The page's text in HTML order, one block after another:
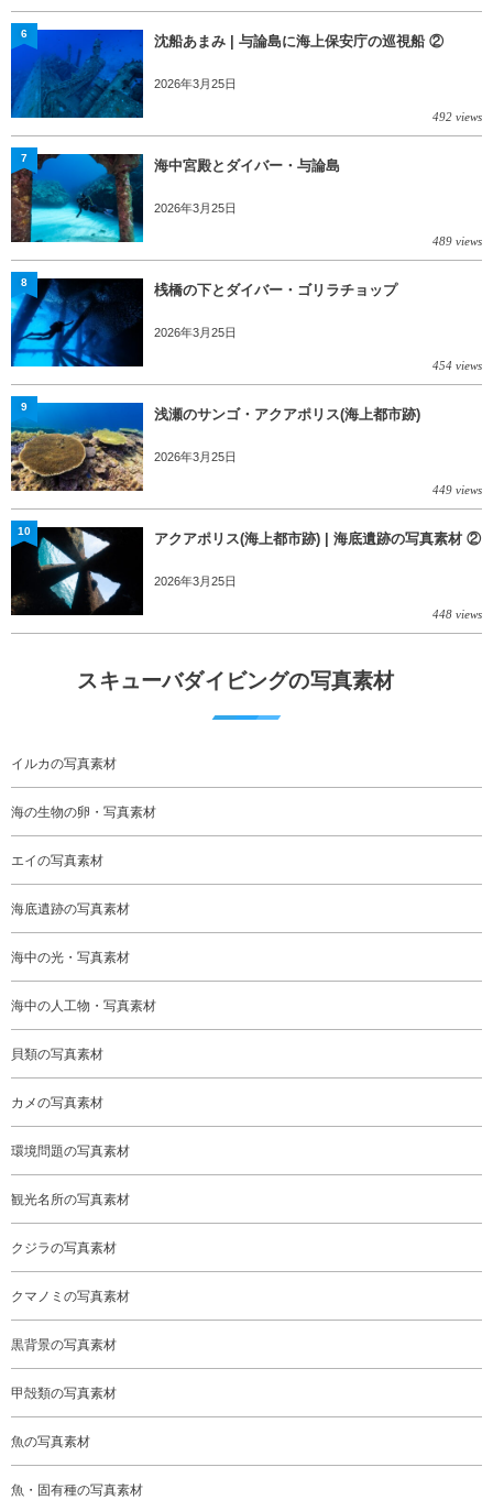
沈船あまみ | 与論島に海上保安庁の巡視船 ②
2026年3月25日
492 views
6
海中宮殿とダイバー・与論島
2026年3月25日
489 views
7
桟橋の下とダイバー・ゴリラチョップ
2026年3月25日
454 views
8
浅瀬のサンゴ・アクアポリス(海上都市跡)
2026年3月25日
449 views
9
アクアポリス(海上都市跡) | 海底遺跡の写真素材 ②
2026年3月25日
448 views
10
スキューバダイビングの写真素材
イルカの写真素材
海の生物の卵・写真素材
エイの写真素材
海底遺跡の写真素材
海中の光・写真素材
海中の人工物・写真素材
貝類の写真素材
カメの写真素材
環境問題の写真素材
観光名所の写真素材
クジラの写真素材
クマノミの写真素材
黒背景の写真素材
甲殻類の写真素材
魚の写真素材
魚・固有種の写真素材